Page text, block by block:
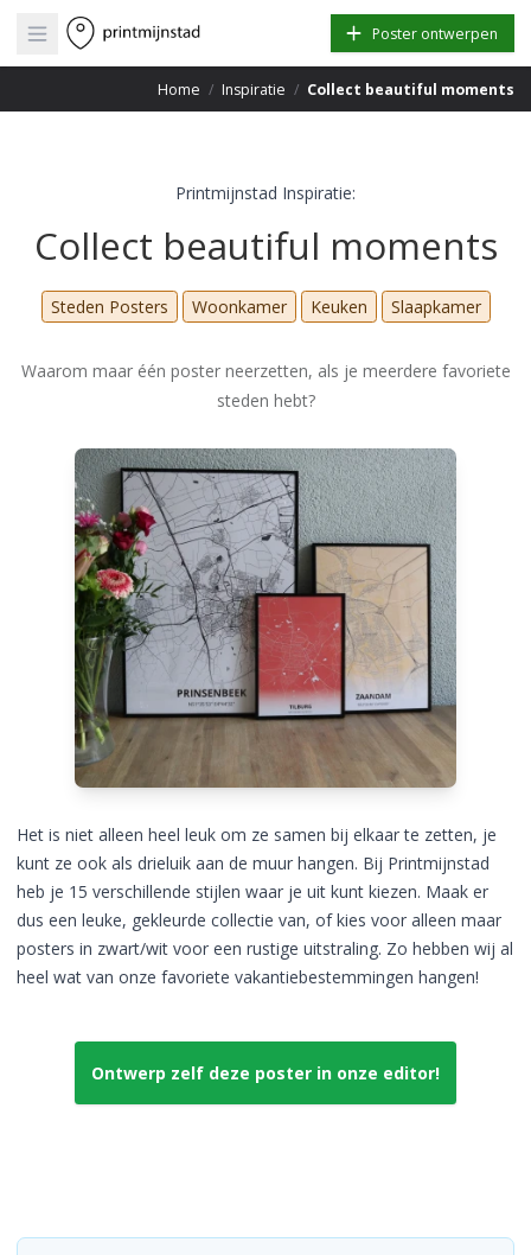
Open main menu Poster ontwerpen
Home / Inspiratie / Collect beautiful moments
Printmijnstad Inspiratie:
Collect beautiful moments
Steden Posters Woonkamer Keuken Slaapkamer
Waarom maar één poster neerzetten, als je meerdere favoriete
steden hebt?
Het is niet alleen heel leuk om ze samen bij elkaar te zetten, je
kunt ze ook als drieluik aan de muur hangen. Bij Printmijnstad
heb je 15 verschillende stijlen waar je uit kunt kiezen. Maak er
dus een leuke, gekleurde collectie van, of kies voor alleen maar
posters in zwart/wit voor een rustige uitstraling. Zo hebben wij al
heel wat van onze favoriete vakantiebestemmingen hangen!
Ontwerp zelf deze poster in onze editor!